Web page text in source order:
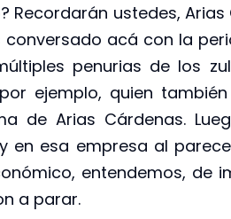
Recordarán ustedes,
acá con la
penurias de los
ejemplo, quien
de Arias Cárdenas.
en esa empresa al
entendemos, de
a parar.